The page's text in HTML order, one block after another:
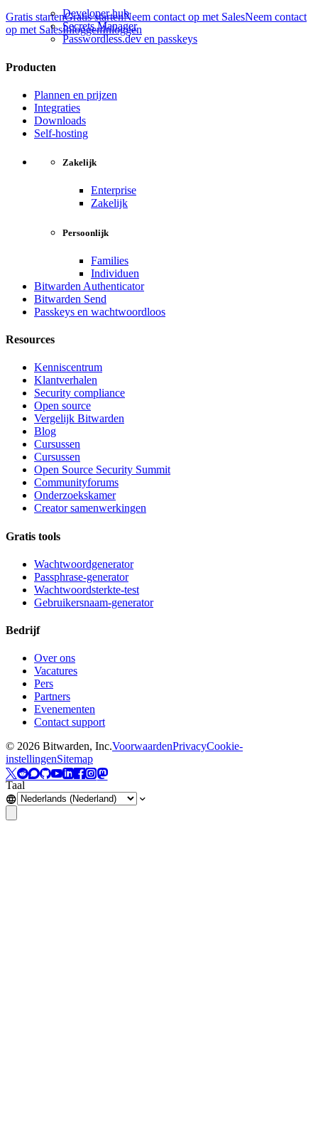
Gratis startenGratis startenNeem contact op met SalesNeem contact
op met SalesInloggenInloggen
Developer hub
Secrets Manager
Passwordless.dev en passkeys
Producten
Plannen en prijzen
Integraties
Downloads
Self-hosting
Zakelijk
Enterprise
Zakelijk
Persoonlijk
Families
Individuen
Bitwarden Authenticator
Bitwarden Send
Passkeys en wachtwoordloos
Resources
Kenniscentrum
Klantverhalen
Security compliance
Open source
Vergelijk Bitwarden
Blog
Cursussen
Cursussen
Open Source Security Summit
Communityforums
Onderzoekskamer
Creator samenwerkingen
Gratis tools
Wachtwoordgenerator
Passphrase-generator
Wachtwoordsterkte-test
Gebruikersnaam-generator
Bedrijf
Over ons
Vacatures
Pers
Partners
Evenementen
Contact support
© 2026 Bitwarden, Inc.VoorwaardenPrivacyCookie-
instellingenSitemap
Taal